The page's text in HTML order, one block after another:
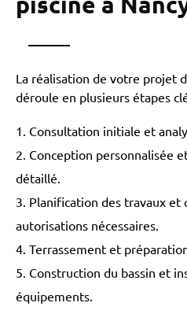
La réalisation de votre projet
déroule en plusieurs étapes
Consultation initiale et
Conception personnalisée
détaillé.
Planification des travaux et
autorisations nécessaires.
Terrassement et
Construction du bassin et
équipements.